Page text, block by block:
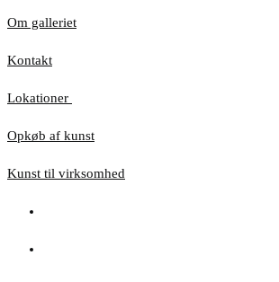
Om galleriet
Kontakt
Lokationer
Opkøb af kunst
Kunst til virksomhed